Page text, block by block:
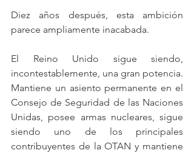
Diez años después, esta ambición
parece ampliamente inacabada.
El Reino Unido sigue siendo,
incontestablemente, una gran potencia.
Mantiene un asiento permanente en el
Consejo de Seguridad de las Naciones
Unidas, posee armas nucleares, sigue
siendo uno de los principales
contribuyentes de la OTAN y mantiene